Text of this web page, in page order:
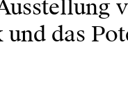
das